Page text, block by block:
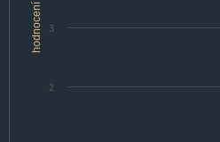
hodnocení
2
3